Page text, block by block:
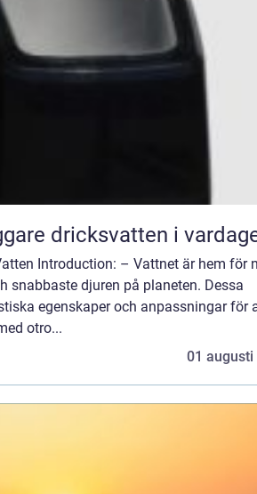
dricksvatten i
Introduction: – Vattnet är hem för
snabbaste djuren på planeten. Dessa
egenskaper och anpassningar för
otro...
01 augusti